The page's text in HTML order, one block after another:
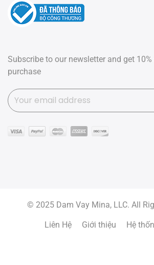
Subscribe to our newsletter and get
purchase
© 2025 Dam Vay Mina, LLC. All
Liên Hệ Giới thiệu Hệ